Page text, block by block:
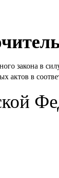
закона в
актов в